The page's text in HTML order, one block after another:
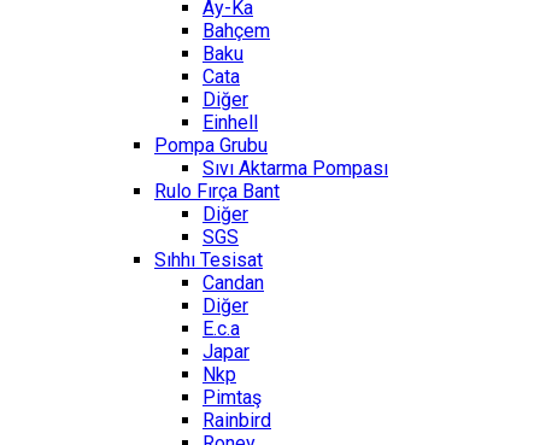
Ay-Ka
Bahçem
Baku
Cata
Diğer
Einhell
Pompa Grubu
Sıvı Aktarma Pompası
Rulo Fırça Bant
Diğer
SGS
Sıhhı Tesisat
Candan
Diğer
E.c.a
Japar
Nkp
Pimtaş
Rainbird